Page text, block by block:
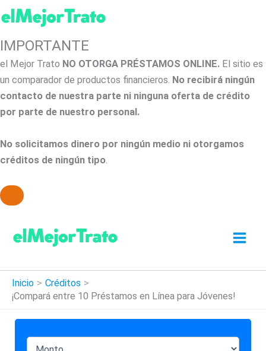
IMPORTANTE
el Mejor Trato NO OTORGA PRÉSTAMOS ONLINE. El sitio es
un comparador de productos financieros. No recibirá ningún
contacto de nuestra parte ni ninguna oferta de crédito
por parte de nuestro personal.
No solicitamos dinero por ningún medio ni otorgamos
créditos de ningún tipo.
contenido
Inicio
Créditos
¡Compará entre 10 Préstamos en Línea para Jóvenes!